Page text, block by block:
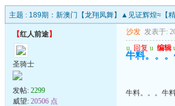
主题 : 189期：新澳门【龙翔凤舞】▲见证辉煌≈【
【红人前途】
圣骑士
发帖: 2299
威望: 20506 点
沙发 发表于:
u 回复 u 编辑
牛料。。
牛料。。。牛